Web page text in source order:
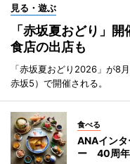
見る・遊ぶ
「赤坂夏おどり」
食店の出店も
「赤坂夏おどり2026」が8
赤坂5）で開催される。
食べる
ANAイン
ー 40周年